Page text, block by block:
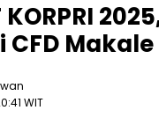
Makale
WIT